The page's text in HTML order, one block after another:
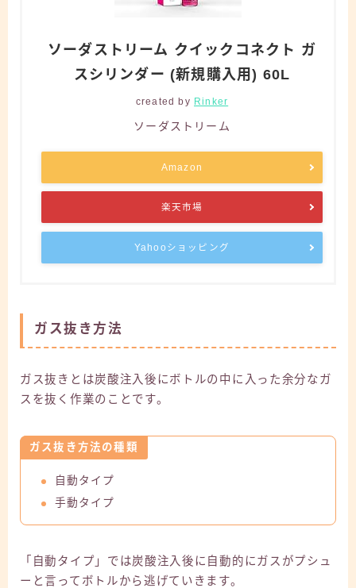
ソーダストリーム クイックコネクト ガ
スシリンダー (新規購入用) 60L
created by Rinker
ソーダストリーム
Amazon
楽天市場
Yahooショッピング
ガス抜き方法
ガス抜きとは炭酸注入後にボトルの中に入った余分なガ
スを抜く作業のことです。
ガス抜き方法の種類
自動タイプ
手動タイプ
「自動タイプ」では炭酸注入後に自動的にガスがプシュ
ーと言ってボトルから逃げていきます。